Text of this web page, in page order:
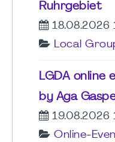
Ruhrgebiet
18.08.2026
Local
LGDA online
by Aga
19.08.2026
Online-